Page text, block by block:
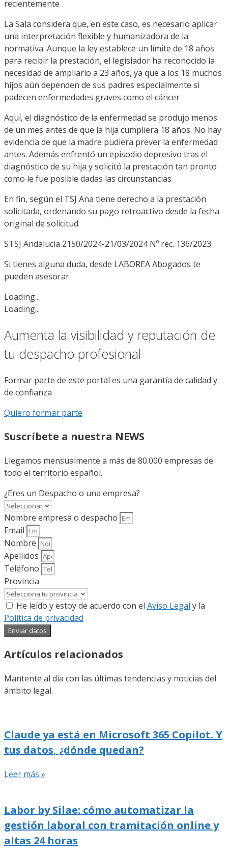
recientemente
La Sala considera que, en este caso, es necesario aplicar
una interpretación flexible y humanizadora de la
normativa. Aunque la ley establece un límite de 18 años
para recibir la prestación, el legislador ha reconocido la
necesidad de ampliarlo a 23 años, ya que a los 18 muchos
hijos aún dependen de sus padres especialmente si
padecen enfermedades graves como el cáncer
Aquí, el diagnóstico de la enfermedad se produjo menos
de un mes antes de que la hija cumpliera 18 años. No hay
evidencia de que la madre pudiera prever la enfermedad
antes. Además enfrentó un episodio depresivo tras el
diagnóstico de su hija y solicitó la prestación tan pronto
como le fue posible dadas las circunstancias
En fin, según el TSJ Ana tiene derecho a la prestación
solicitada, ordenando su pago retroactivo desde la fecha
original de solicitud
STSJ Andalucía 2150/2024-21/03/2024 Nº rec. 136/2023
Si tienes alguna duda, desde LABOREA Abogados te
pueden asesorar.
Loading...
Loading...
Aumenta la visibilidad y reputación de
tu despacho profesional
Formar parte de este portal es una garantía de calidad y
de confianza
Quiero formar parte
Suscríbete a nuestra NEWS
Llegamos mensualmente a más de 80.000 empresas de
todo el territorio español.
¿Eres un Despacho o una empresa?
Nombre empresa o despacho
Email
Nombre
Apellidos
Teléfono
Provincia
He leído y estoy de acuerdo con el Aviso Legal y la
Política de privacidad
Enviar datos
Artículos relacionados
Mantente al día con las últimas tendencias y noticias del
ámbito legal.
Claude ya está en Microsoft 365 Copilot. Y
tus datos, ¿dónde quedan?
Leer más »
Labor by Silae: cómo automatizar la
gestión laboral con tramitación online y
altas 24 horas